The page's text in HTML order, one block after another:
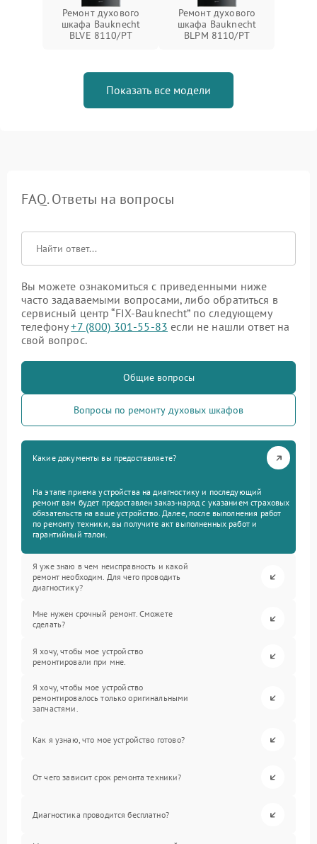
Ремонт духового
шкафа Bauknecht
BLVE 8110/PT
Ремонт духового
шкафа Bauknecht
BLPM 8110/PT
Показать все модели
FAQ. Ответы на вопросы
Вы можете ознакомиться с приведенными ниже
часто задаваемыми вопросами, либо обратиться в
сервисный центр “FIX-Bauknecht” по следующему
телефону+7 (800) 301-55-83 если не нашли ответ на
свой вопрос.
Общие вопросы
Вопросы по ремонту духовых шкафов
Какие документы вы предоставляете?
На этапе приема устройства на диагностику и последующий
ремонт вам будет предоставлен заказ-наряд с указанием страховых
обязательств на ваше устройство. Далее, после выполнения работ
по ремонту техники, вы получите акт выполненных работ и
гарантийный талон.
Я уже знаю в чем неисправность и какой
ремонт необходим. Для чего проводить
диагностику?
Мне нужен срочный ремонт. Сможете
сделать?
Я хочу, чтобы мое устройство
ремонтировали при мне.
Я хочу, чтобы мое устройство
ремонтировалось только оригинальными
запчастями.
Как я узнаю, что мое устройство готово?
От чего зависит срок ремонта техники?
Диагностика проводится бесплатно?